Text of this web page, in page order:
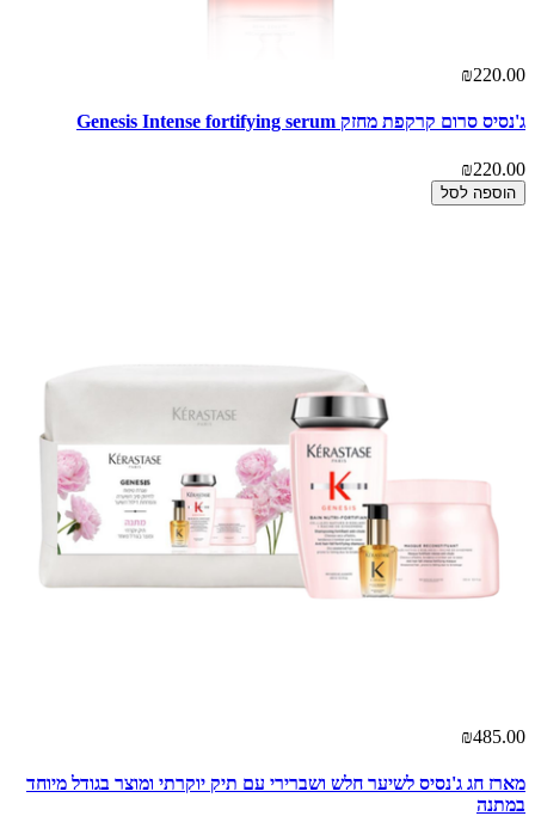
₪220.00
ג'נסיס סרום קרקפת מחזק Genesis Intense fortifying serum
₪220.00
הוספה לסל
₪485.00
מארז חג ג'נסיס לשיער חלש ושברירי עם תיק יוקרתי ומוצר בגודל מיוחד
במתנה